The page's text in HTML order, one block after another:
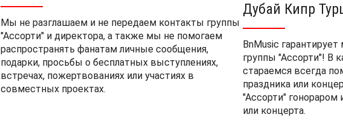
Мы не разглашаем и не передаем контакты группы
"Ассорти" и директора, а также мы не помогаем
распространять фанатам личные сообщения,
подарки, просьбы о бесплатных выступлениях,
встречах, пожертвованиях или участиях в
совместных проектах.
Дубай Кипр
BnMusic
группы "Ассорти"! В
стараемся всегда
праздника или
"Ассорти" гонораром
или концерта.